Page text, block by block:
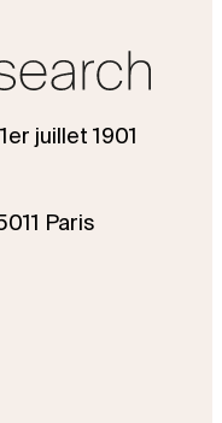
juillet 1901
Paris